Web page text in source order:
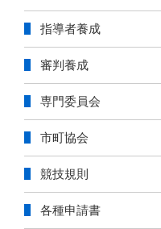
指導者養成
審判養成
専門委員会
市町協会
競技規則
各種申請書